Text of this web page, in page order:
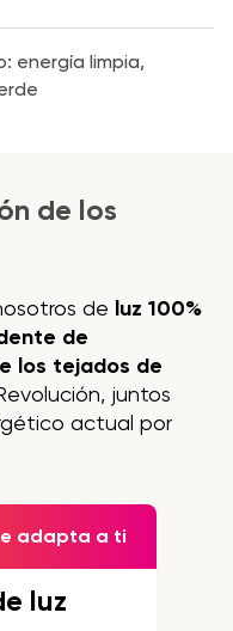
energía limpia,
de los
de luz 100%
de
los tejados de
juntos
actual por
adapta a ti
luz